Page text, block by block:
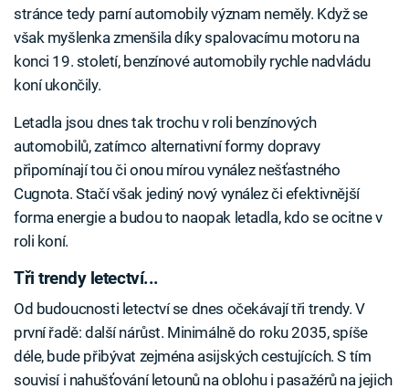
stránce tedy parní automobily význam neměly. Když se
však myšlenka zmenšila díky spalovacímu motoru na
konci 19. století, benzínové automobily rychle nadvládu
koní ukončily.
Letadla jsou dnes tak trochu v roli benzínových
automobilů, zatímco alternativní formy dopravy
připomínají tou či onou mírou vynález nešťastného
Cugnota. Stačí však jediný nový vynález či efektivnější
forma energie a budou to naopak letadla, kdo se ocitne v
roli koní.
Tři trendy letectví...
Od budoucnosti letectví se dnes očekávají tři trendy. V
první řadě: další nárůst. Minimálně do roku 2035, spíše
déle, bude přibývat zejména asijských cestujících. S tím
souvisí i nahušťování letounů na oblohu i pasažérů na jejich